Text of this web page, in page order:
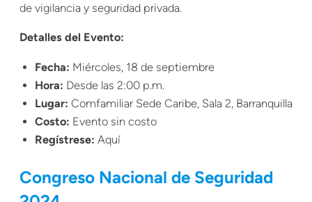
de vigilancia y seguridad privada.
Detalles del Evento:
Fecha: Miércoles, 18 de septiembre
Hora: Desde las 2:00 p.m.
Lugar: Comfamiliar Sede Caribe, Sala 2, Barranquilla
Costo: Evento sin costo
Regístrese: Aquí
Congreso Nacional de Seguridad